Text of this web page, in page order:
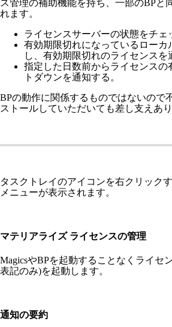
ス管理の補助機能を持ち、一部のBPと
れます。
ライセンスサーバーの状態をチェ
有効期限切れになっているローカ
し、有効期限切れのライセンスを
指定した日数前からライセンスの
トダウンを通知する。
BPの動作に関係するものではないので
ストールしていただいても差し支えあり
タスクトレイのアイコンを右クリック
メニューが表示されます。
マテリアライズ ライセンスの管理
MagicsやBPを起動することなくライセ
表記のみ)を起動します。
通知の要約